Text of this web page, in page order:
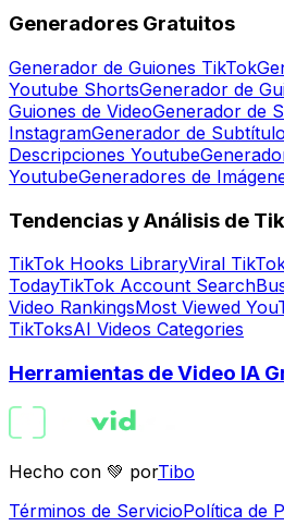
Generadores Gratuitos
Generador de Guiones TikTok
Youtube ShortsGenerador de
Guiones de VideoGenerador de
InstagramGenerador de
Descripciones Youtube
YoutubeGeneradores de
Tendencias y Análisis de
TikTok Hooks LibraryViral
TodayTikTok Account Search
Video RankingsMost Viewed
TikToksAI Videos Categories
Herramientas de Video IA
Hecho con 💚 porTibo
Términos de ServicioPolítica de